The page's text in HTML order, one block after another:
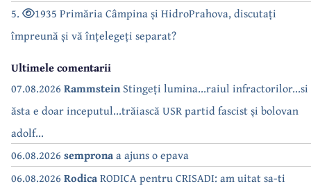
5.
1935 Primăria Câmpina și HidroPrahova, discutați
împreună și vă înțelegeți separat?
Ultimele comentarii
07.08.2026 RammsteinStingeți lumina...raiul infractorilor...si
ăsta e doar inceputul...trăiască USR partid fascist și bolovan
adolf...
06.08.2026 sempronaa ajuns o epava
06.08.2026 RodicaRODICA pentru CRISADI: am uitat sa-ti